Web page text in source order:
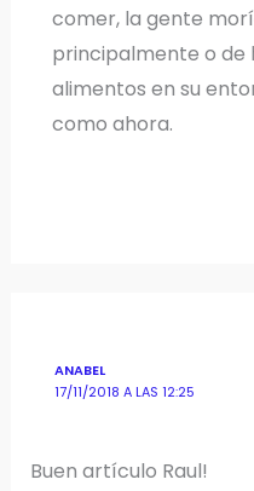
comer, la gente
principalmente o
alimentos en su
como ahora.
ANABEL
17/11/2018 A LAS 12:25
Buen artículo Raul!